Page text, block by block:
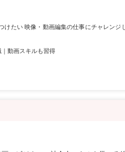
けたい 映像・動画編集の仕事にチャレンジ
動画スキルも習得